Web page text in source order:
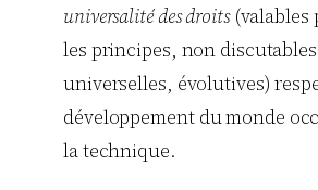
universalité des droits(valables
les principes, non
universelles, évolutives)
développement du monde
la technique.